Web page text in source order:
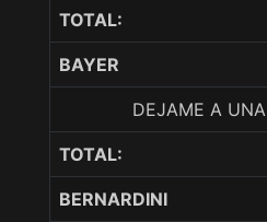
TOTAL:
BAYER
DEJAME A UNA
TOTAL:
BERNARDINI